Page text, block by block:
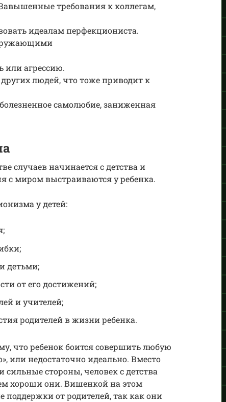
требования к коллегам,
идеалам перфекциониста.
или агрессию.
людей, что тоже приводит к
самолюбие, заниженная
случаев начинается с детства и
с миром выстраиваются у ребенка.
у детей:
детьми;
от его достижений;
и учителей;
родителей в жизни ребенка.
что ребенок боится совершить любую
или недостаточно идеально. Вместо
сильные стороны, человек с детства
хороши они. Вишенкой на этом
поддержки от родителей, так как они